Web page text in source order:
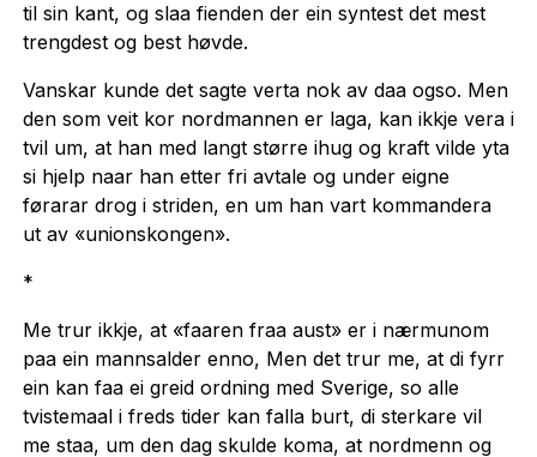
til sin kant, og slaa fienden der ein syntest det mest
trengdest og best høvde.
Vanskar kunde det sagte verta nok av daa ogso. Men
den som veit kor nordmannen er laga, kan ikkje vera i
tvil um, at han med langt større ihug og kraft vilde yta
si hjelp naar han etter fri avtale og under eigne
førarar drog i striden, en um han vart kommandera
ut av «unionskongen».
*
Me trur ikkje, at «faaren fraa aust» er i nærmunom
paa ein mannsalder enno, Men det trur me, at di fyrr
ein kan faa ei greid ordning med Sverige, so alle
tvistemaal i freds tider kan falla burt, di sterkare vil
me staa, um den dag skulde koma, at nordmenn og